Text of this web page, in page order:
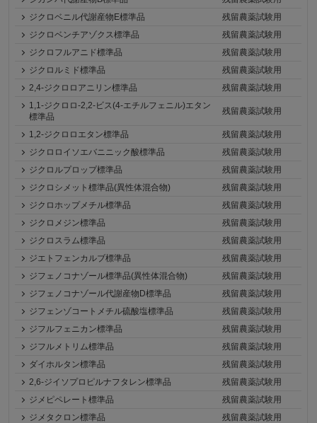
ジクロベニル代謝産物E標準品
残留農薬試験用
ジクロベンチアゾクス標準品
残留農薬試験用
ジクロフルアニド標準品
残留農薬試験用
ジクロルミド標準品
残留農薬試験用
2,4-ジクロロアニリン標準品
残留農薬試験用
1,1-ジクロロ-2,2-ビス(4-エチルフェニル)エタン
標準品
残留農薬試験用
1,2-ジクロロエタン標準品
残留農薬試験用
ジクロロイソエバニニック酸標準品
残留農薬試験用
ジクロルプロップ標準品
残留農薬試験用
ジクロシメット標準品(異性体混合物)
残留農薬試験用
ジクロホップメチル標準品
残留農薬試験用
ジクロメジン標準品
残留農薬試験用
ジクロスラム標準品
残留農薬試験用
ジエトフェンカルブ標準品
残留農薬試験用
ジフェノコナゾール標準品(異性体混合物)
残留農薬試験用
ジフェノコナゾール代謝産物D標準品
残留農薬試験用
ジフェンゾコートメチル硫酸塩標準品
残留農薬試験用
ジフルフェニカン標準品
残留農薬試験用
ジフルメトリム標準品
残留農薬試験用
ダイホルタン標準品
残留農薬試験用
2,6-ジイソプロピルナフタレン標準品
残留農薬試験用
ジメピペレート標準品
残留農薬試験用
ジメタクロン標準品
残留農薬試験用